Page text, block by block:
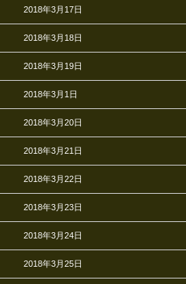
2018年3月17日
2018年3月18日
2018年3月19日
2018年3月1日
2018年3月20日
2018年3月21日
2018年3月22日
2018年3月23日
2018年3月24日
2018年3月25日